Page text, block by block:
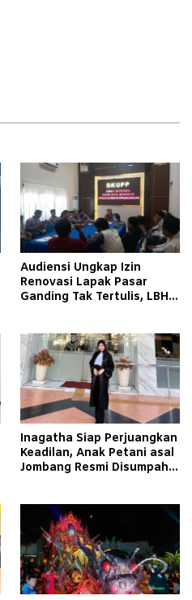
Audiensi Ungkap Izin
Renovasi Lapak Pasar
Ganding Tak Tertulis, LBH
Inagatha Siap Perjuangkan
Keadilan, Anak Petani asal
Jombang Resmi Disumpah